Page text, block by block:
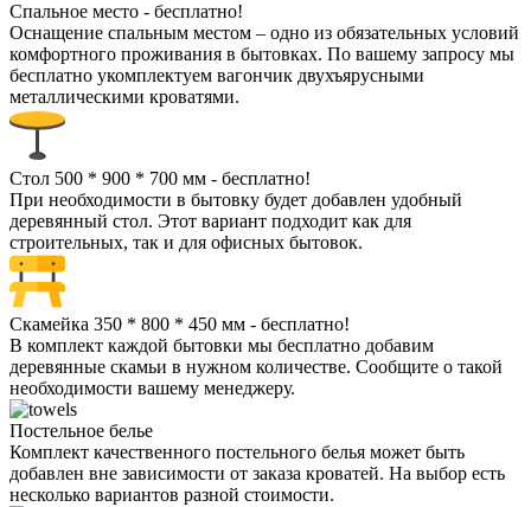
Спальное место - бесплатно!
Оснащение спальным местом – одно из обязательных условий
комфортного проживания в бытовках. По вашему запросу мы
бесплатно укомплектуем вагончик двухъярусными
металлическими кроватями.
Стол 500 * 900 * 700 мм - бесплатно!
При необходимости в бытовку будет добавлен удобный
деревянный стол. Этот вариант подходит как для
строительных, так и для офисных бытовок.
Скамейка 350 * 800 * 450 мм - бесплатно!
В комплект каждой бытовки мы бесплатно добавим
деревянные скамьи в нужном количестве. Сообщите о такой
необходимости вашему менеджеру.
Постельное белье
Комплект качественного постельного белья может быть
добавлен вне зависимости от заказа кроватей. На выбор есть
несколько вариантов разной стоимости.